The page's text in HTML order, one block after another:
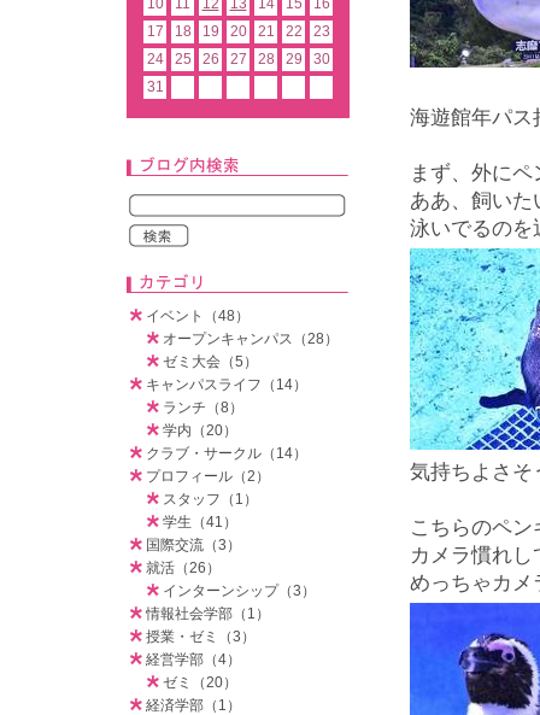
海遊館年パス
まず、外にペ
ああ、飼いた
泳いでるのを
気持ちよさそ
こちらのペ
カメラ慣れ
めっちゃカメ
10
11 12 13 14 15
16
17
18 19 20 21 22
23
24
25 26 27 28 29
30
31
イベント（48）
オープンキャンパス（28）
ゼミ大会（5）
キャンパスライフ（14）
ランチ（8）
学内（20）
クラブ・サークル（14）
プロフィール（2）
スタッフ（1）
学生（41）
国際交流（3）
就活（26）
インターンシップ（3）
情報社会学部（1）
授業・ゼミ（3）
経営学部（4）
ゼミ（20）
経済学部（1）